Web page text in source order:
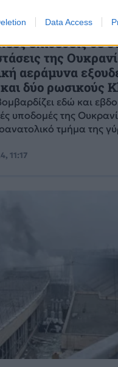
Data Access
επιθέσεις σε
της
αεράμυνα
δύο ρωσικούς
εδώ και
υποδομές της
τμήμα της
11:17